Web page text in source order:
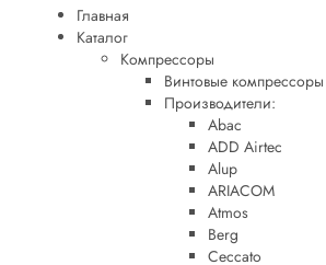
Главная
Каталог
Компрессоры
Винтовые компрессоры
Производители:
Abac
ADD Airtec
Alup
ARIACOM
Atmos
Berg
Ceccato